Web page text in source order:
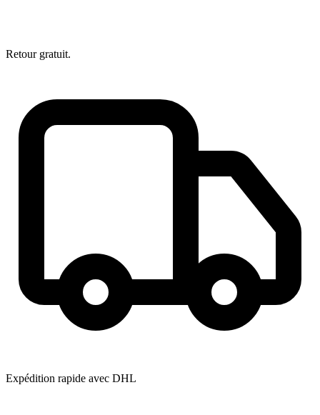
Retour gratuit.
Expédition rapide avec DHL